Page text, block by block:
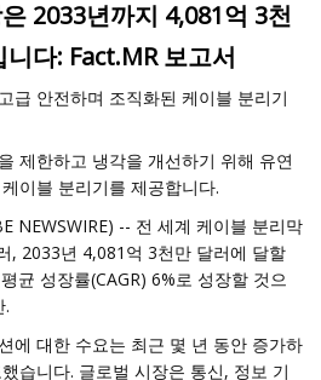
2033년까지 4,081억 3천
다: Fact.MR 보고서
급 안전하며 조직화된 케이블 분리기
제한하고 냉각을 개선하기 위해 유연
이블 분리기를 제공합니다.
NEWSWIRE) -- 전 세계 케이블 분리막
, 2033년 4,081억 3천만 달러에 달할
균 성장률(CAGR) 6%로 성장할 것으
.
에 대한 수요는 최근 몇 년 동안 증가하
습니다. 글로벌 시장은 통신, 정보 기